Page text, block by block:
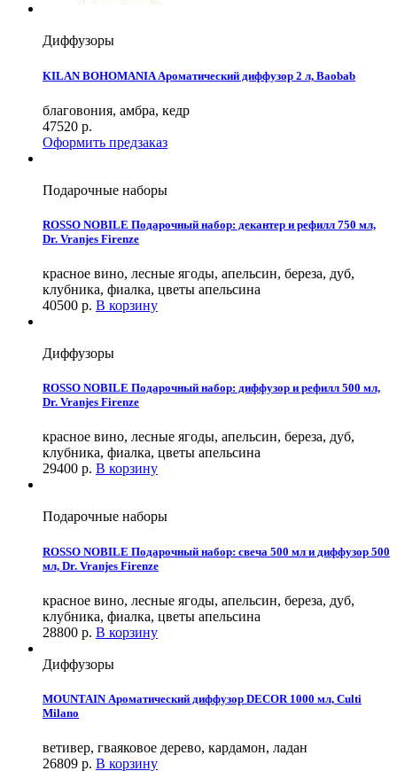
Диффузоры
KILAN BOHOMANIA Ароматический диффузор 2 л, Baobab
благовония, амбра, кедр
47520 р.
Оформить предзаказ
Подарочные наборы
ROSSO NOBILE Подарочный набор: декантер и рефилл 750 мл,
Dr. Vranjes Firenze
красное вино, лесные ягоды, апельсин, береза, дуб,
клубника, фиалка, цветы апельсина
40500 р. В корзину
Диффузоры
ROSSO NOBILE Подарочный набор: диффузор и рефилл 500 мл,
Dr. Vranjes Firenze
красное вино, лесные ягоды, апельсин, береза, дуб,
клубника, фиалка, цветы апельсина
29400 р. В корзину
Подарочные наборы
ROSSO NOBILE Подарочный набор: свеча 500 мл и диффузор 500
мл, Dr. Vranjes Firenze
красное вино, лесные ягоды, апельсин, береза, дуб,
клубника, фиалка, цветы апельсина
28800 р. В корзину
Диффузоры
MOUNTAIN Ароматический диффузор DECOR 1000 мл, Culti
Milano
ветивер, гваяковое дерево, кардамон, ладан
26809 р. В корзину